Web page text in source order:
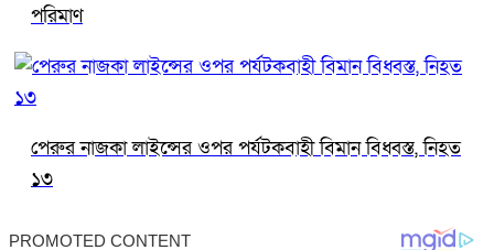
পরিমাণ
পেরুর নাজকা লাইন্সের ওপর পর্যটকবাহী বিমান বিধ্বস্ত, নিহত
১৩